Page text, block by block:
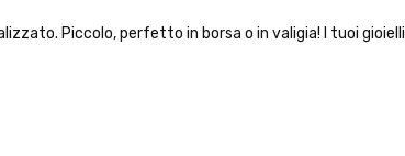
Piccolo, perfetto in borsa o in valigia! I tuoi gioielli